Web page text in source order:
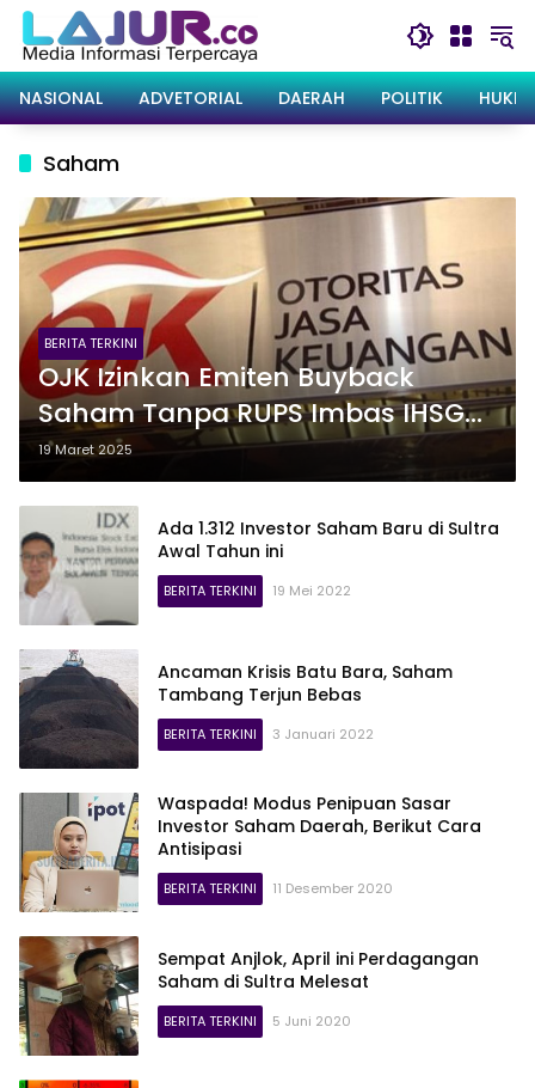
Langsung
konten
NASIONAL
ADVETORIAL DAERAH POLITIK
Saham
BERITA TERKINI
OJK Izinkan Emiten Buyback
Saham Tanpa RUPS Imbas IHSG
Anjlok
19 Maret 2025
Ada 1.312 Investor Saham Baru di Sultra
Awal Tahun ini
BERITA TERKINI 19 Mei 2022
Ancaman Krisis Batu Bara, Saham
Tambang Terjun Bebas
BERITA TERKINI 3 Januari 2022
Waspada! Modus Penipuan Sasar
Investor Saham Daerah, Berikut Cara
Antisipasi
BERITA TERKINI 11 Desember 2020
Sempat Anjlok, April ini Perdagangan
Saham di Sultra Melesat
BERITA TERKINI 5 Juni 2020